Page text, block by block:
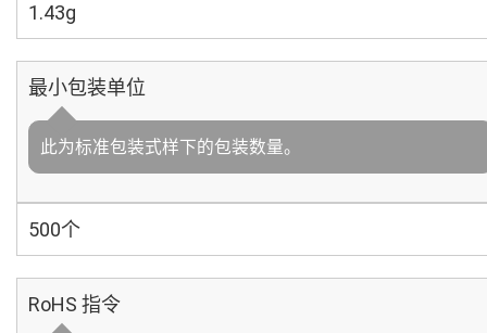
1.43g
最小包装单位
此为标准包装式样下的包装数量。
500个
RoHS 指令